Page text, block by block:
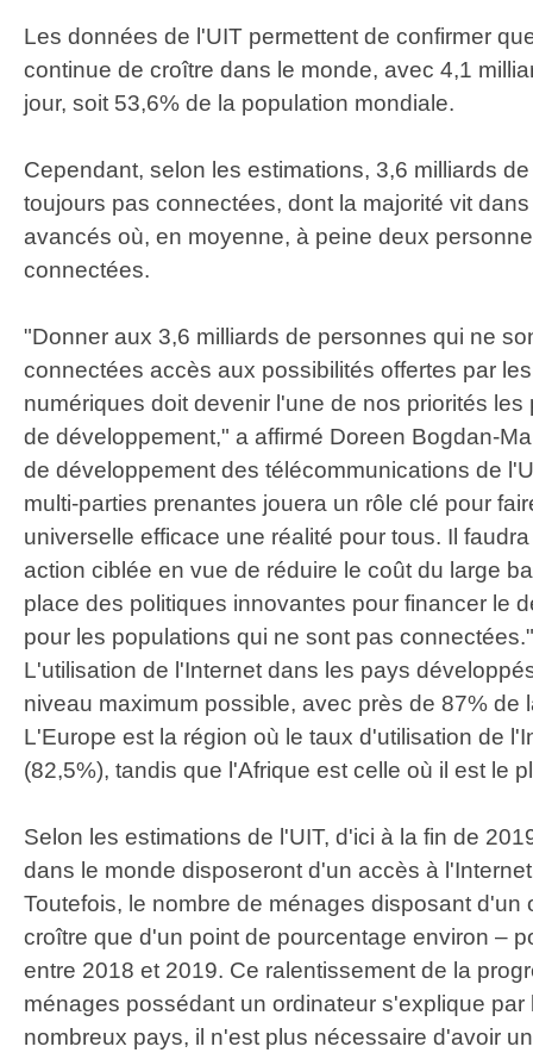
Les données de l'UIT permettent de confirmer
continue de croître dans le monde, avec 4,1
jour, soit 53,6% de la population mondiale.
Cependant, selon les estimations, 3,6 milliards
toujours pas connectées, dont la majorité vit
avancés où, en moyenne, à peine deux
connectées.
"Donner aux 3,6 milliards de personnes qui ne
connectées accès aux possibilités offertes par
numériques doit devenir l'une de nos priorités
de développement," a affirmé Doreen Bogdan-
de développement des télécommunications de
multi-parties prenantes jouera un rôle clé pour
universelle efficace une réalité pour tous. Il
action ciblée en vue de réduire le coût du large
place des politiques innovantes pour financer le
pour les populations qui ne sont pas connectées."
L'utilisation de l'Internet dans les pays
niveau maximum possible, avec près de 87% de
L'Europe est la région où le taux d'utilisation de
(82,5%), tandis que l'Afrique est celle où il est le
Selon les estimations de l'UIT, d'ici à la fin de
dans le monde disposeront d'un accès à
Toutefois, le nombre de ménages disposant d'un
croître que d'un point de pourcentage environ –
entre 2018 et 2019. Ce ralentissement de la
ménages possédant un ordinateur s'explique par
nombreux pays, il n'est plus nécessaire d'avoir